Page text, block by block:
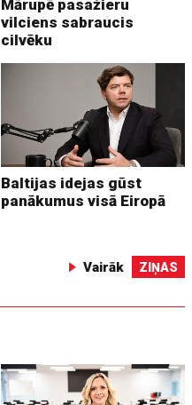
Mārupē pasažieru
vilciens sabraucis
cilvēku
Baltijas idejas gūst
panākumus visā Eiropā
Vairāk ZIŅAS